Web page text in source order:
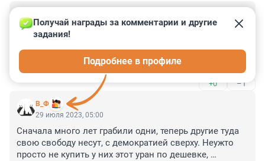
30 июля 2023, 19:16
Демократам с Запада, думаю, спасибо многие народы
Африки скажут.
Там и вирусы на людях испытывали, и устраивали
революции и т.д., и т.п. Все, как эти "благодетели"
любят. Под видом демократии принести свою
культуру, а унести ценности. Ничего не поменялось.
Что Колумб бусы на золото менял, то и сейчас, эти
ребята непонятные ценности на Уран меняют.
А теперь лавочка закрылась, они зашевелились.
+0 –1
В_Ф
Получай награды за комментарии и другие
задания!
Подробнее в профиле
29 июля 2023, 05:00
Сначала много лет грабили одни, теперь другие туда
свою свободу несут, с демократией сверху. Неужто
просто не купить у них этот уран по дешевке,